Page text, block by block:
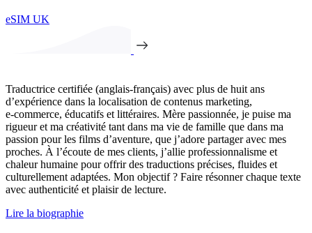
eSIM UK
Traductrice certifiée (anglais-français) avec plus de huit ans
d’expérience dans la localisation de contenus marketing,
e‑commerce, éducatifs et littéraires. Mère passionnée, je puise ma
rigueur et ma créativité tant dans ma vie de famille que dans ma
passion pour les films d’aventure, que j’adore partager avec mes
proches. À l’écoute de mes clients, j’allie professionnalisme et
chaleur humaine pour offrir des traductions précises, fluides et
culturellement adaptées. Mon objectif ? Faire résonner chaque texte
avec authenticité et plaisir de lecture.
Lire la biographie